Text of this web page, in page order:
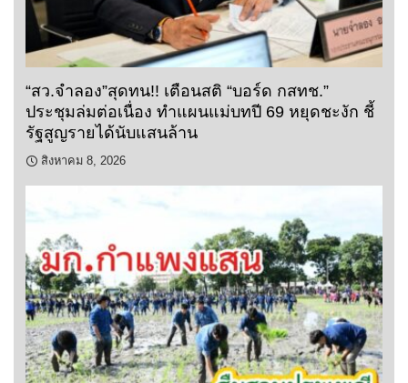
“สว.จำลอง”สุดทน!! เตือนสติ “บอร์ด กสทช.”
ประชุมล่มต่อเนื่อง ทำแผนแม่บทปี 69 หยุดชะงัก ชี้
รัฐสูญรายได้นับแสนล้าน
สิงหาคม 8, 2026